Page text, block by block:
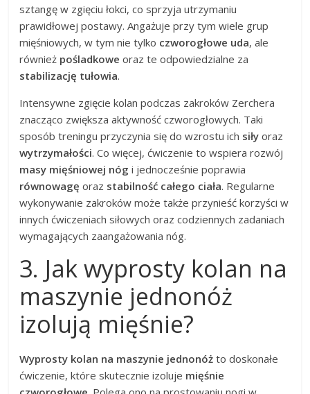
sztangę w zgięciu łokci, co sprzyja utrzymaniu
prawidłowej postawy. Angażuje przy tym wiele grup
mięśniowych, w tym nie tylko czworogłowe uda, ale
również pośladkowe oraz te odpowiedzialne za
stabilizację tułowia.
Intensywne zgięcie kolan podczas zakroków Zerchera
znacząco zwiększa aktywność czworogłowych. Taki
sposób treningu przyczynia się do wzrostu ich siły oraz
wytrzymałości. Co więcej, ćwiczenie to wspiera rozwój
masy mięśniowej nóg i jednocześnie poprawia
równowagę oraz stabilność całego ciała. Regularne
wykonywanie zakroków może także przynieść korzyści w
innych ćwiczeniach siłowych oraz codziennych zadaniach
wymagających zaangażowania nóg.
3. Jak wyprosty kolan na
maszynie jednonóż
izolują mięśnie?
Wyprosty kolan na maszynie jednonóż to doskonałe
ćwiczenie, które skutecznie izoluje mięśnie